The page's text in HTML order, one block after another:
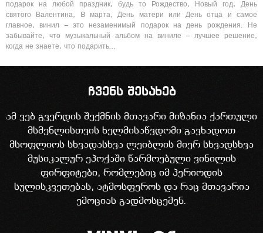
подарок на любой праздник, будь то Рождество, Новый год, День
святого Валентина, 8 марта, День матери или День отца и самое
главное, винил – это незаменимый подарок на день рождения. Не
забывайте, что музыкальный альбом на виниле – лучшее решение,
когда не знаете, что подарить…
ჩვენს შესახებ
ამ ვებ გვერდის შექმნის მთავარი მიზანია ქართული
მსმენლისთვის ხელმისაწვდომი გავხადოთ
მსოფლიოს სხვადასხვა ლეიბლის მიერ სხვადსხვა
მუსიკალურ ეპოქაში წარმოებული ვინილის
ფირფიტები, რომლებიც იმ პერიოდის
სულისკვეთებას, ატმოსფეროს და რაც მთავარია
ემოციას გადმოსცემენ.